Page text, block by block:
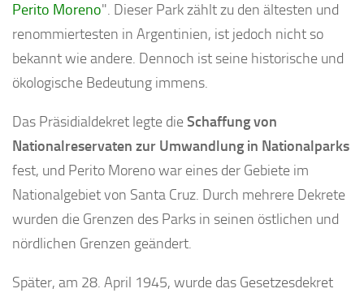
Perito Moreno". Dieser Park zählt zu den ältesten und
renommiertesten in Argentinien, ist jedoch nicht so
bekannt wie andere. Dennoch ist seine historische und
ökologische Bedeutung immens.
Das Präsidialdekret legte dieSchaffung von
Nationalreservaten zur Umwandlung in Nationalparks
fest, und Perito Moreno war eines der Gebiete im
Nationalgebiet von Santa Cruz. Durch mehrere Dekrete
wurden die Grenzen des Parks in seinen östlichen und
nördlichen Grenzen geändert.
Später, am 28. April 1945, wurde das Gesetzesdekret